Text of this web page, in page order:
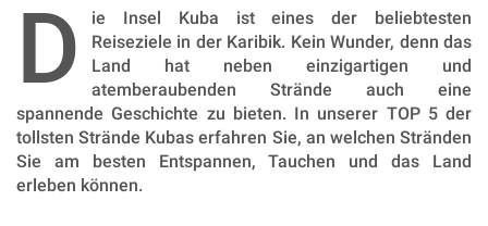
D
ie Insel Kuba ist eines der beliebtesten
Reiseziele in der Karibik. Kein Wunder, denn das
Land hat neben einzigartigen und
atemberaubenden Strände auch eine
spannende Geschichte zu bieten. In unserer TOP 5 der
tollsten Strände Kubas erfahren Sie, an welchen Stränden
Sie am besten Entspannen, Tauchen und das Land
erleben können.